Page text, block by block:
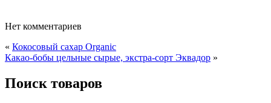
Нет комментариев
« Кокосовый сахар Organic
Какао-бобы цельные сырые, экстра-сорт Эквадор »
Поиск товаров